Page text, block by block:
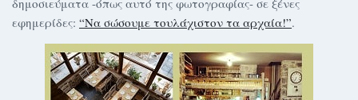
δημοσιεύματα -όπως αυτό της φωτογραφίας- σε ξένες
εφημερίδες: “Να σώσουμε τουλάχιστον τα αρχαία!”.